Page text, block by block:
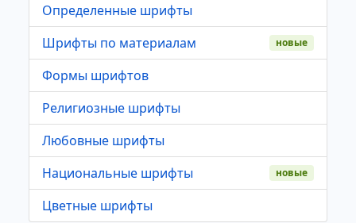
Определенные шрифты
Шрифты по материалам
новые
Формы шрифтов
Религиозные шрифты
Любовные шрифты
Национальные шрифты
новые
Цветные шрифты